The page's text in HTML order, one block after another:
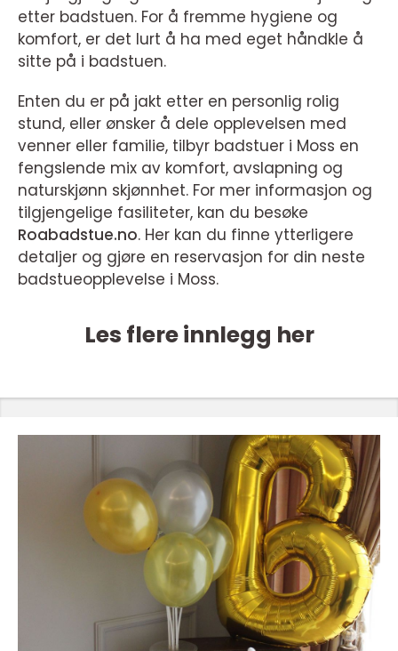
etter badstuen. For å fremme hygiene og
komfort, er det lurt å ha med eget håndkle å
sitte på i badstuen.
Enten du er på jakt etter en personlig rolig
stund, eller ønsker å dele opplevelsen med
venner eller familie, tilbyr badstuer i Moss en
fengslende mix av komfort, avslapning og
naturskjønn skjønnhet. For mer informasjon og
tilgjengelige fasiliteter, kan du besøke
Roabadstue.no. Her kan du finne ytterligere
detaljer og gjøre en reservasjon for din neste
badstueopplevelse i Moss.
Les flere innlegg her